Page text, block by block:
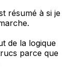
résumé à si je
de la logique
parce que